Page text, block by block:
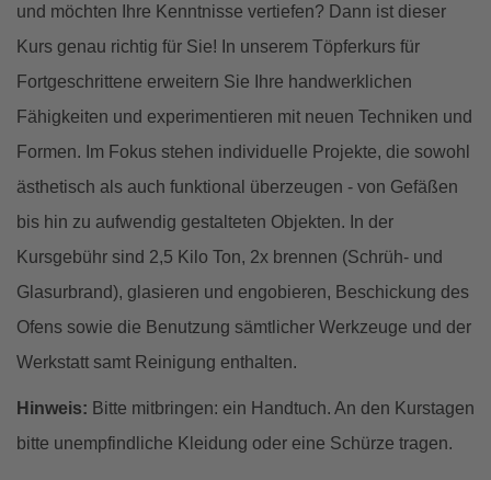
und möchten Ihre Kenntnisse vertiefen? Dann ist dieser
Kurs genau richtig für Sie! In unserem Töpferkurs für
Fortgeschrittene erweitern Sie Ihre handwerklichen
Fähigkeiten und experimentieren mit neuen Techniken und
Formen. Im Fokus stehen individuelle Projekte, die sowohl
ästhetisch als auch funktional überzeugen - von Gefäßen
bis hin zu aufwendig gestalteten Objekten. In der
Kursgebühr sind 2,5 Kilo Ton, 2x brennen (Schrüh- und
Glasurbrand), glasieren und engobieren, Beschickung des
Ofens sowie die Benutzung sämtlicher Werkzeuge und der
Werkstatt samt Reinigung enthalten.
Hinweis: Bitte mitbringen: ein Handtuch. An den Kurstagen
bitte unempfindliche Kleidung oder eine Schürze tragen.